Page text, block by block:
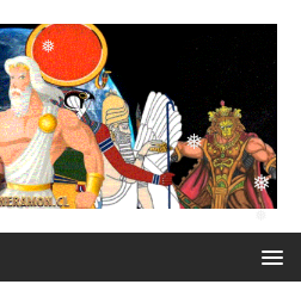
❅
❅
❅